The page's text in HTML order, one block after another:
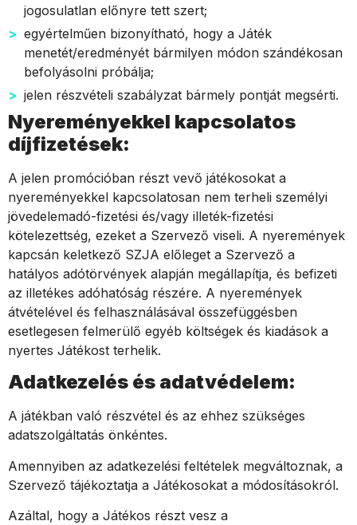
jogosulatlan előnyre tett szert;
egyértelműen bizonyítható, hogy a Játék
menetét/eredményét bármilyen módon szándékosan
befolyásolni próbálja;
jelen részvételi szabályzat bármely pontját megsérti.
Nyereményekkel kapcsolatos
díjfizetések:
A jelen promócióban részt vevő játékosokat a
nyereményekkel kapcsolatosan nem terheli személyi
jövedelemadó-fizetési és/vagy illeték-fizetési
kötelezettség, ezeket a Szervező viseli. A nyeremények
kapcsán keletkező SZJA előleget a Szervező a
hatályos adótörvények alapján megállapítja, és befizeti
az illetékes adóhatóság részére. A nyeremények
átvételével és felhasználásával összefüggésben
esetlegesen felmerülő egyéb költségek és kiadások a
nyertes Játékost terhelik.
Adatkezelés és adatvédelem:
A játékban való részvétel és az ehhez szükséges
adatszolgáltatás önkéntes.
Amennyiben az adatkezelési feltételek megváltoznak, a
Szervező tájékoztatja a Játékosokat a módosításokról.
Azáltal, hogy a Játékos részt vesz a